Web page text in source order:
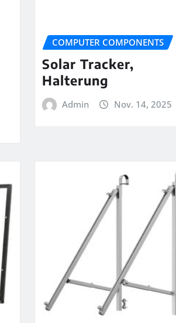
COMPUTER COMPONENTS
Solar Tracker,
Halterung
Admin Nov. 14, 2025